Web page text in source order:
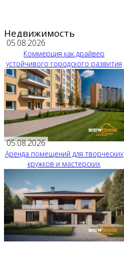
Недвижимость
05.08.2026
Коммерция как драйвер
устойчивого городского развития
05.08.2026
Аренда помещений для творческих
кружков и мастерских